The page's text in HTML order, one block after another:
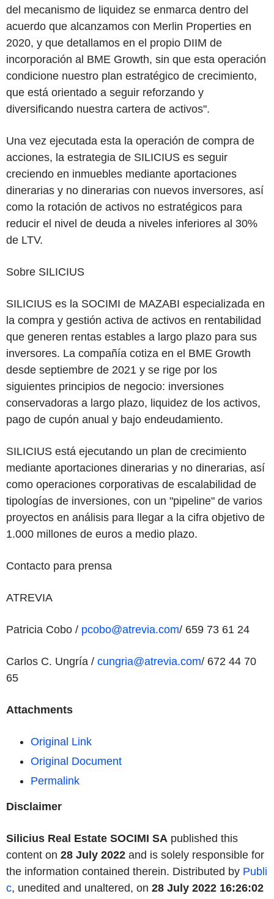
del mecanismo de liquidez se enmarca dentro del
acuerdo que alcanzamos con Merlin Properties en
2020, y que detallamos en el propio DIIM de
incorporación al BME Growth, sin que esta operación
condicione nuestro plan estratégico de crecimiento,
que está orientado a seguir reforzando y
diversificando nuestra cartera de activos".
Una vez ejecutada esta la operación de compra de
acciones, la estrategia de SILICIUS es seguir
creciendo en inmuebles mediante aportaciones
dinerarias y no dinerarias con nuevos inversores, así
como la rotación de activos no estratégicos para
reducir el nivel de deuda a niveles inferiores al 30%
de LTV.
Sobre SILICIUS
SILICIUS es la SOCIMI de MAZABI especializada en
la compra y gestión activa de activos en rentabilidad
que generen rentas estables a largo plazo para sus
inversores. La compañía cotiza en el BME Growth
desde septiembre de 2021 y se rige por los
siguientes principios de negocio: inversiones
conservadoras a largo plazo, liquidez de los activos,
pago de cupón anual y bajo endeudamiento.
SILICIUS está ejecutando un plan de crecimiento
mediante aportaciones dinerarias y no dinerarias, así
como operaciones corporativas de escalabilidad de
tipologías de inversiones, con un "pipeline" de varios
proyectos en análisis para llegar a la cifra objetivo de
1.000 millones de euros a medio plazo.
Contacto para prensa
ATREVIA
Patricia Cobo / pcobo@atrevia.com/ 659 73 61 24
Carlos C. Ungría / cungria@atrevia.com/ 672 44 70
65
Attachments
Original Link
Original Document
Permalink
Disclaimer
Silicius Real Estate SOCIMI SA published this
content on 28 July 2022 and is solely responsible for
the information contained therein. Distributed by Publi
c, unedited and unaltered, on 28 July 2022 16:26:02